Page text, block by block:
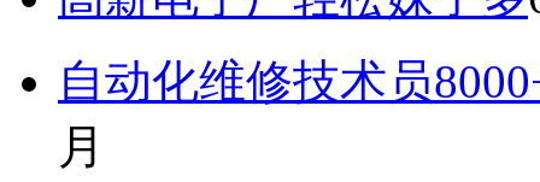
自动化维修技术员
月